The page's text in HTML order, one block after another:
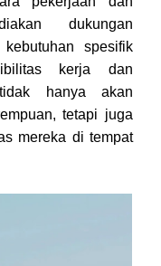
dukungan
spesifik
kerja dan
hanya akan
tetapi juga
mereka di tempat